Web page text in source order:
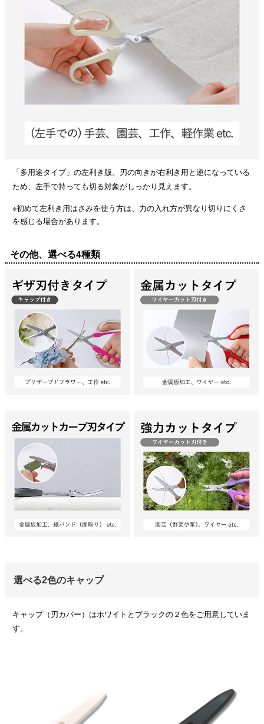
「多用途タイプ」の左利き版。刃の向きが右利き用と逆になっている
ため、左手で持っても切る対象がしっかり見えます。
※初めて左利き用はさみを使う方は、力の入れ方が異なり切りにくさ
を感じる場合があります。
その他、選べる4種類
選べる2色のキャップ
キャップ（刃カバー）はホワイトとブラックの２色をご用意していま
す。